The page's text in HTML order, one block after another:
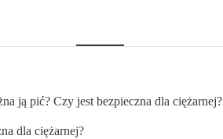
ją pić? Czy jest bezpieczna dla ciężarnej?
dla ciężarnej?